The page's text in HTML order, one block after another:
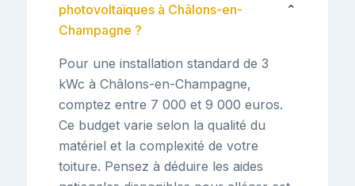
photovoltaïques à Châlons-en-
Champagne ?
⌄
Pour une installation standard de 3
kWc à Châlons-en-Champagne,
comptez entre 7 000 et 9 000 euros.
Ce budget varie selon la qualité du
matériel et la complexité de votre
toiture. Pensez à déduire les aides